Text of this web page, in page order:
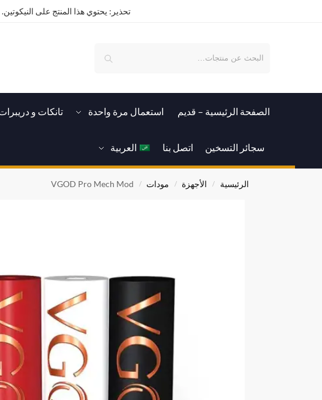
تحذير: يحتوي هذا المنتج على
الصفحة الرئيسية – قدیم استعمال مرة واحدة تانكات و
سجائر التسخين اتصل بنا العربية
الرئيسية / الأجهزة / مودات /
VGOD Pro Mech Mod